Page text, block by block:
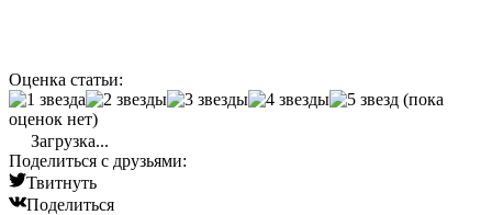
Оценка статьи:
(пока
оценок нет)
Загрузка...
Поделиться с друзьями:
Твитнуть
Поделиться